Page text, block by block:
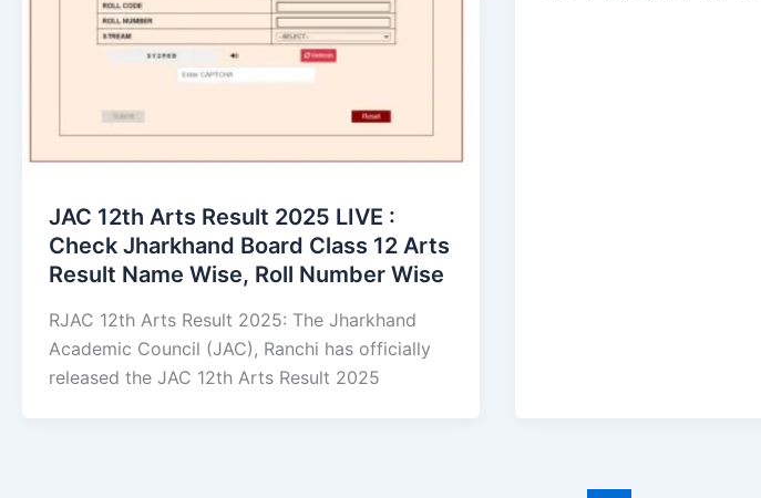
JAC 12th Arts Result 2025 LIVE :
Check Jharkhand Board Class 12 Arts
Result Name Wise, Roll Number Wise
RJAC 12th Arts Result 2025: The Jharkhand
Academic Council (JAC), Ranchi has officially
released the JAC 12th Arts Result 2025